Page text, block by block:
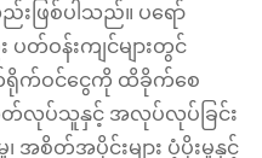
ဖြစ်ပါသည်။ ပရော်
တ်ဝန်းကျင်များတွင်
ရိုက်ဝင်ငွေကို ထိခိုက်စေ
လုပ်သူနှင့် အလုပ်လုပ်ခြင်း
အစိတ်အပိုင်းများ ပံ့ပိုးမှုနှင့်